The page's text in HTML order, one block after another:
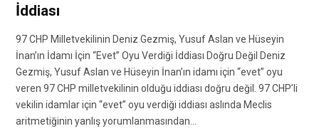
İddiası
97 CHP Milletvekilinin Deniz Gezmiş, Yusuf Aslan ve Hüseyin
İnan’ın İdamı İçin “Evet” Oyu Verdiği İddiası Doğru Değil Deniz
Gezmiş, Yusuf Aslan ve Hüseyin İnan’ın idamı için “evet” oyu
veren 97 CHP milletvekilinin olduğu iddiası doğru değil. 97 CHP’li
vekilin idamlar için “evet” oyu verdiği iddiası aslında Meclis
aritmetiğinin yanlış yorumlanmasından…